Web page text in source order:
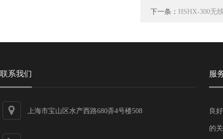
下一条： HSHX-300无
联系我们
上海市宝山区水产西路680弄4号楼508
服
良
的